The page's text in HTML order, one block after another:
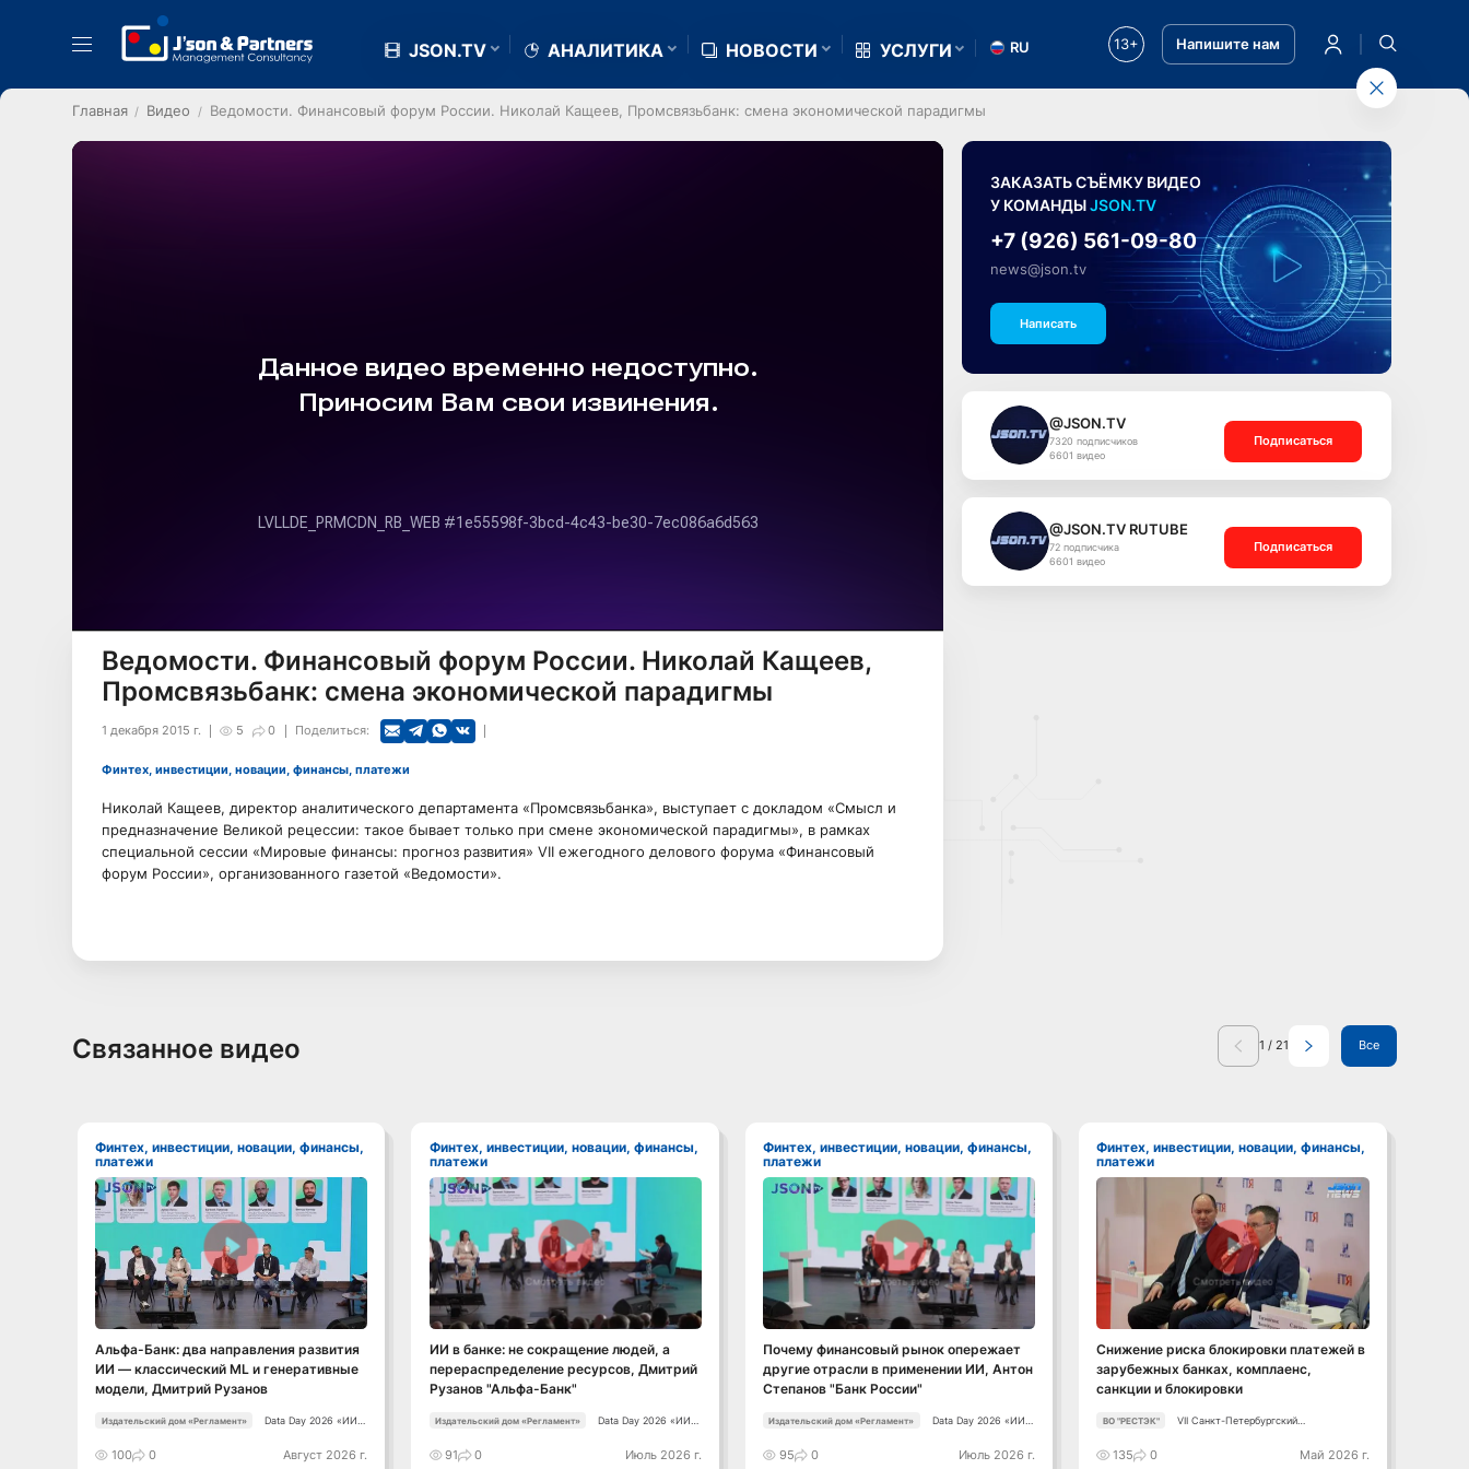
JSON.TV АНАЛИТИКА НОВОСТИ УСЛУГИ RU 13+ Напишите нам
Главная Видео Ведомости. Финансовый форум России. Николай Кащеев, Промсвязьбанк: смена экономической парадигмы
Ведомости. Финансовый форум России. Николай Кащеев,
Промсвязьбанк: смена экономической парадигмы
5 0
1 декабря 2015 г. Поделиться:
Финтех, инвестиции, новации, финансы, платежи
Николай Кащеев, директор аналитического департамента «Промсвязьбанка», выступает с докладом «Смысл и
предназначение Великой рецессии: такое бывает только при смене экономической парадигмы», в рамках
специальной сессии «Мировые финансы: прогноз развития» VII ежегодного делового форума «Финансовый
форум России», организованного газетой «Ведомости».
ЗАКАЗАТЬ СЪЁМКУ ВИДЕО
У КОМАНДЫJSON.TV
+7 (926) 561-09-80
news@json.tv
Написать
@JSON.TV
7320 подписчиков
6601 видео
Подписаться
@JSON.TV RUTUBE
72 подписчика
6601 видео
Подписаться
Связанное видео 1 / 21 Все
Финтех, инвестиции, новации, финансы,
платежи
Смотреть видео
Альфа-Банк: два направления развития
ИИ — классический ML и генеративные
модели, Дмитрий Рузанов
Издательский дом «Регламент»
Data Day 2026 «ИИ +
сохранять
уверенный курс в
100 0 Август 2026 г.
Финтех, инвестиции, новации, финансы,
платежи
Смотреть видео
ИИ в банке: не сокращение людей, а
перераспределение ресурсов, Дмитрий
Рузанов "Альфа-Банк"
Издательский дом «Регламент»
Data Day 2026 «ИИ +
сохранять
уверенный курс в
91 0 Июль 2026 г.
Финтех, инвестиции, новации, финансы,
платежи
Смотреть видео
Почему финансовый рынок опережает
другие отрасли в применении ИИ, Антон
Степанов "Банк России"
Издательский дом «Регламент»
Data Day 2026 «ИИ +
сохранять
уверенный курс в
95 0 Июль 2026 г.
Финтех, инвестиции, новации, финансы,
платежи
Смотреть видео
Снижение риска блокировки платежей в
зарубежных банках, комплаенс,
санкции и блокировки
ВО "РЕСТЭК"
VII Санкт-Петербургский
135 0 Май 2026 г.